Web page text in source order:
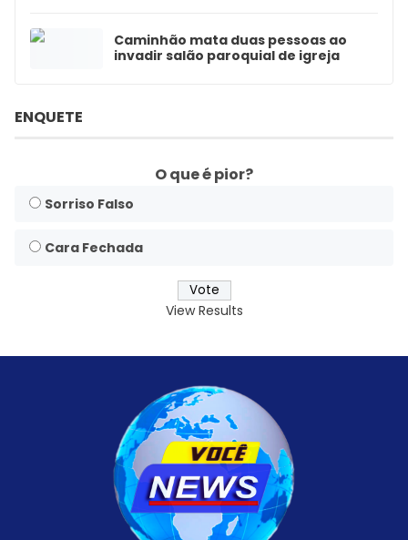
Caminhão mata duas pessoas ao
invadir salão paroquial de igreja
ENQUETE
O que é pior?
Sorriso Falso
Cara Fechada
View Results